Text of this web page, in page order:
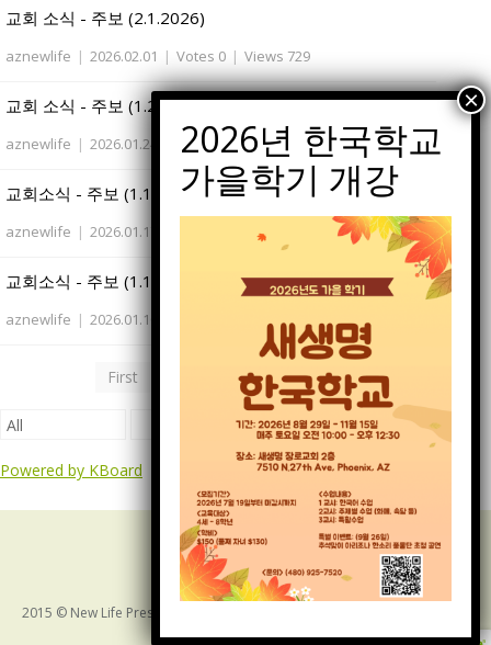
교회 소식 - 주보 (2.1.2026)
aznewlife | 2026.02.01 | Votes 0 | Views 729
교회 소식 - 주보 (1.25.2026)
aznewlife | 2026.01.24 Votes 0 | Views 765
교회소식 - 주보 (1.18.2026)
aznewlife | 2026.01.17 Views 789
교회소식 - 주보 (1.11.2026)
aznewlife | 2026.01.10 Views 765
First » Last
Search
Powered by KBoard
2015 © New Life Presbyterian Church of Arizona. ALL RIGHTS RESERVED
Bottom Menu